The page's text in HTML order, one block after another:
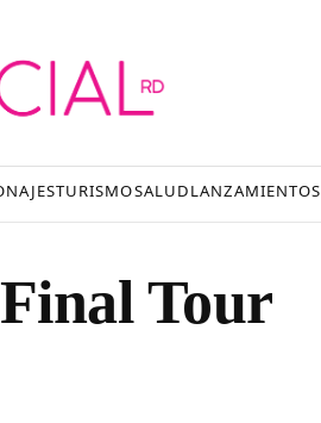
TURISMOSALUDLANZAMIENTOS
Tour